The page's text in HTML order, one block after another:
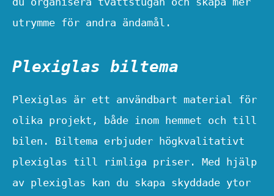
utrymme för andra ändamål.
Plexiglas biltema
Plexiglas är ett användbart material för
olika projekt, både inom hemmet och till
bilen. Biltema erbjuder högkvalitativt
plexiglas till rimliga priser. Med hjälp
av plexiglas kan du skapa skyddade ytor